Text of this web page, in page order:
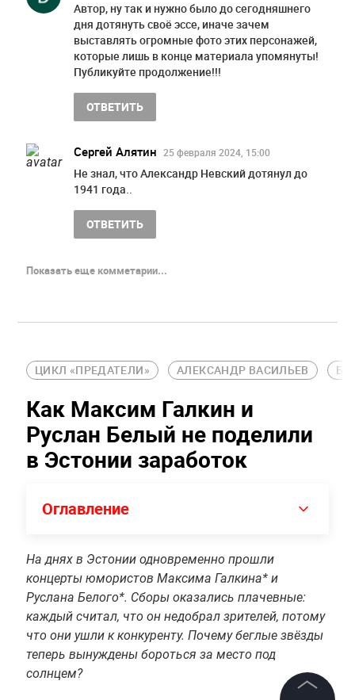
Автор, ну так и нужно было до сегодняшнего
дня дотянуть своё эссе, иначе зачем
выставлять огромные фото этих персонажей,
которые лишь в конце материала упомянуты!
Публикуйте продолжение!!!
ОТВЕТИТЬ
Сергей Алятин 25 февраля 2024, 15:00
Не знал, что Александр Невский дотянул до
1941 года..
ОТВЕТИТЬ
Показать еще комметарии...
ЦИКЛ «ПРЕДАТЕЛИ» АЛЕКСАНДР ВАСИЛЬЕВ
Как Максим Галкин и
Руслан Белый не поделили
в Эстонии заработок
Оглавление
На днях в Эстонии одновременно прошли
концерты юмористов Максима Галкина* и
Руслана Белого*. Сборы оказались плачевные:
каждый считал, что он недобрал зрителей, потому
что они ушли к конкуренту. Почему беглые звёзды
теперь вынуждены бороться за место под
солнцем?